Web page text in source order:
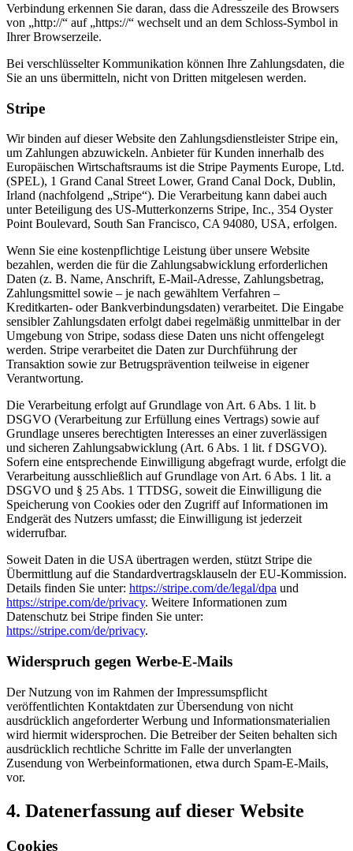
Verbindung erkennen Sie daran, dass die Adresszeile des Browsers
von „http://“ auf „https://“ wechselt und an dem Schloss-Symbol in
Ihrer Browserzeile.
Bei verschlüsselter Kommunikation können Ihre Zahlungsdaten, die
Sie an uns übermitteln, nicht von Dritten mitgelesen werden.
Stripe
Wir binden auf dieser Website den Zahlungsdienstleister Stripe ein,
um Zahlungen abzuwickeln. Anbieter für Kunden innerhalb des
Europäischen Wirtschaftsraums ist die Stripe Payments Europe, Ltd.
(SPEL), 1 Grand Canal Street Lower, Grand Canal Dock, Dublin,
Irland (nachfolgend „Stripe“). Die Verarbeitung kann dabei auch
unter Beteiligung des US-Mutterkonzerns Stripe, Inc., 354 Oyster
Point Boulevard, South San Francisco, CA 94080, USA, erfolgen.
Wenn Sie eine kostenpflichtige Leistung über unsere Website
bezahlen, werden die für die Zahlungsabwicklung erforderlichen
Daten (z. B. Name, Anschrift, E-Mail-Adresse, Zahlungsbetrag,
Zahlungsmittel sowie – je nach gewähltem Verfahren –
Kreditkarten- oder Bankverbindungsdaten) verarbeitet. Die Eingabe
sensibler Zahlungsdaten erfolgt dabei regelmäßig unmittelbar in der
Umgebung von Stripe, sodass diese Daten uns nicht offengelegt
werden. Stripe verarbeitet die Daten zur Durchführung der
Transaktion sowie zur Betrugsprävention teilweise in eigener
Verantwortung.
Die Verarbeitung erfolgt auf Grundlage von Art. 6 Abs. 1 lit. b
DSGVO (Verarbeitung zur Erfüllung eines Vertrags) sowie auf
Grundlage unseres berechtigten Interesses an einer zuverlässigen
und sicheren Zahlungsabwicklung (Art. 6 Abs. 1 lit. f DSGVO).
Sofern eine entsprechende Einwilligung abgefragt wurde, erfolgt die
Verarbeitung ausschließlich auf Grundlage von Art. 6 Abs. 1 lit. a
DSGVO und § 25 Abs. 1 TTDSG, soweit die Einwilligung die
Speicherung von Cookies oder den Zugriff auf Informationen im
Endgerät des Nutzers umfasst; die Einwilligung ist jederzeit
widerrufbar.
Soweit Daten in die USA übertragen werden, stützt Stripe die
Übermittlung auf die Standardvertragsklauseln der EU-Kommission.
Details finden Sie unter: https://stripe.com/de/legal/dpa und
https://stripe.com/de/privacy. Weitere Informationen zum
Datenschutz bei Stripe finden Sie unter:
https://stripe.com/de/privacy.
Widerspruch gegen Werbe-E-Mails
Der Nutzung von im Rahmen der Impressumspflicht
veröffentlichten Kontaktdaten zur Übersendung von nicht
ausdrücklich angeforderter Werbung und Informationsmaterialien
wird hiermit widersprochen. Die Betreiber der Seiten behalten sich
ausdrücklich rechtliche Schritte im Falle der unverlangten
Zusendung von Werbeinformationen, etwa durch Spam-E-Mails,
vor.
4. Datenerfassung auf dieser Website
Cookies